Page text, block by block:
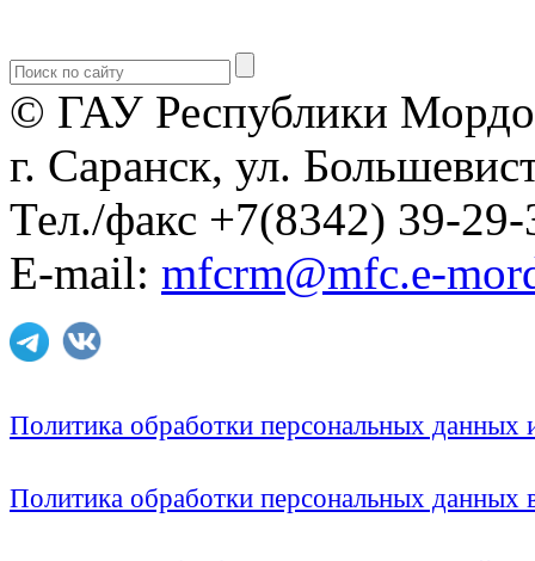
© ГАУ Республики
г. Саранск, ул.
Тел./факс +7(8342) 39-29-
E-mail: mfcrm@mfc.e-
Политика обработки персональных
Политика обработки персональных